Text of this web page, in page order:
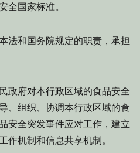
全国家标准。
法和国务院规定的职责，承担
府对本行政区域的食品安全
、组织、协调本行政区域的食
安全突发事件应对工作，建立
作机制和信息共享机制。